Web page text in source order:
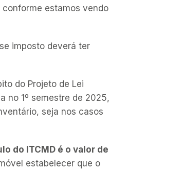
estamos vendo
imposto deverá ter
do Projeto de Lei
no 1º semestre de 2025,
seja nos casos
do ITCMD é o valor de
estabelecer que o